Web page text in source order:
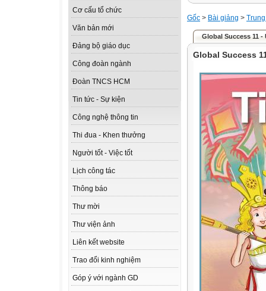
Cơ cấu tổ chức
Văn bản mới
Đảng bộ giáo dục
Công đoàn ngành
Đoàn TNCS HCM
Tin tức - Sự kiện
Công nghệ thông tin
Thi đua - Khen thưởng
Người tốt - Việc tốt
Lịch công tác
Thông báo
Thư mời
Thư viện ảnh
Liên kết website
Trao đổi kinh nghiệm
Góp ý với ngành GD
Gốc > Bài giảng >
Global Success 11 -
Global Success